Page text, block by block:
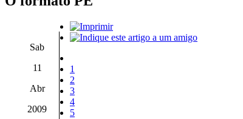
Sab
11
Abr
2009
1
2
3
4
5